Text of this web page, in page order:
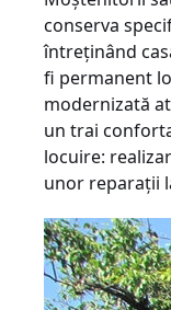
conserva
întreţinând
fi permanent
modernizată
un trai
locuire:
unor reparaţii